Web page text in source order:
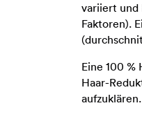
variiert und
Faktoren).
Eine 100
Haar-
aufzuklären.